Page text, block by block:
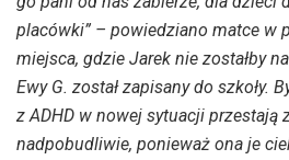
placówki” – powiedziano matce w
miejsca, gdzie Jarek nie zostałby
Ewy G. został zapisany do szkoły.
z ADHD w nowej sytuacji przestają
nadpobudliwie, ponieważ ona je